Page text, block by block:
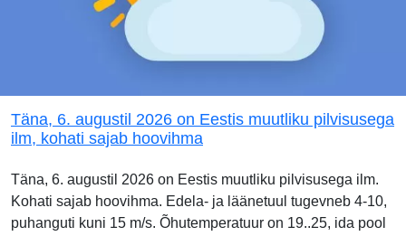
Täna, 6. augustil 2026 on Eestis muutliku pilvisusega
ilm, kohati sajab hoovihma
Täna, 6. augustil 2026 on Eestis muutliku pilvisusega ilm.
Kohati sajab hoovihma. Edela- ja läänetuul tugevneb 4-10,
puhanguti kuni 15 m/s. Õhutemperatuur on 19..25, ida pool